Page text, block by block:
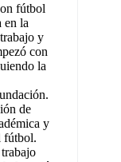
fútbol
en la
y
con
la
de
y
fútbol.